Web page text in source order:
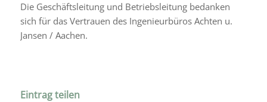
Die Geschäftsleitung und Betriebsleitung bedan­ken
sich für das Vertrauen des Ingenieurbüros Achten u.
Jansen / Aachen.
Eintrag teilen